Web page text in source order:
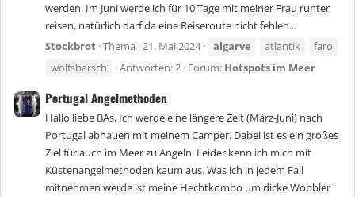
werden. Im Juni werde ich für 10 Tage mit meiner Frau runter
reisen, natürlich darf da eine Reiseroute nicht fehlen...
Stockbrot Thema 21. Mai 2024 algarve atlantik
faro
wolfsbarsch
Antworten: 2 Forum: Hotspots im Meer
Portugal Angelmethoden
Hallo liebe BAs, Ich werde eine längere Zeit (März-Juni) nach
Portugal abhauen mit meinem Camper. Dabei ist es ein großes
Ziel für auch im Meer zu Angeln. Leider kenn ich mich mit
Küstenangelmethoden kaum aus. Was ich in jedem Fall
mitnehmen werde ist meine Hechtkombo um dicke Wobbler